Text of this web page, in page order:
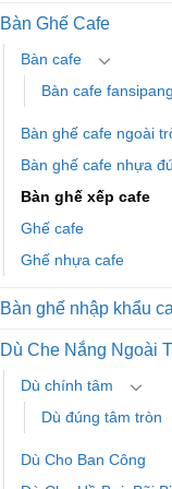
Bàn Ghế Cafe
Bàn cafe
Bàn cafe fansipang
Bàn ghế cafe ngoài
Bàn ghế cafe nhựa
Bàn ghế xếp cafe
Ghế cafe
Ghế nhựa cafe
Bàn ghế nhập khẩu
Dù Che Nắng Ngoài
Dù chính tâm
Dù đúng tâm tròn
Dù Cho Ban Công